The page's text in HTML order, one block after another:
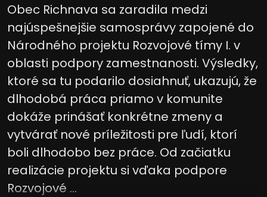
Obec Richnava sa zaradila medzi
najúspešnejšie samosprávy zapojené do
Národného projektu Rozvojové tímy I. v
oblasti podpory zamestnanosti. Výsledky,
ktoré sa tu podarilo dosiahnuť, ukazujú, že
dlhodobá práca priamo v komunite
dokáže prinášať konkrétne zmeny a
vytvárať nové príležitosti pre ľudí, ktorí
boli dlhodobo bez práce. Od začiatku
realizácie projektu si vďaka podpore
Rozvojové ...